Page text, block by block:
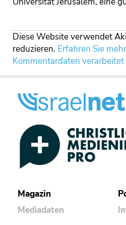
Diese Website verwendet
reduzieren. Erfahren Sie
Kommentardaten
Magazin
Mediadaten